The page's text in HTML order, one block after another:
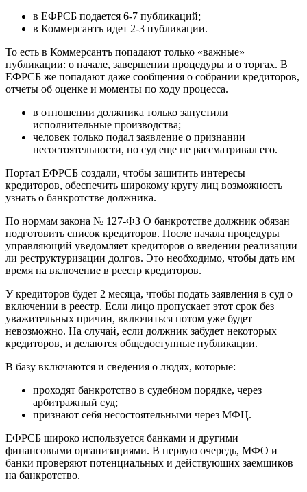
в ЕФРСБ подается 6-7 публикаций;
в Коммерсантъ идет 2-3 публикации.
То есть в Коммерсантъ попадают только «важные»
публикации: о начале, завершении процедуры и о торгах. В
ЕФРСБ же попадают даже сообщения о собрании кредиторов,
отчеты об оценке и моменты по ходу процесса.
в отношении должника только запустили
исполнительные производства;
человек только подал заявление о признании
несостоятельности, но суд еще не рассматривал его.
Портал ЕФРСБ создали, чтобы защитить интересы
кредиторов, обеспечить широкому кругу лиц возможность
узнать о банкротстве должника.
По нормам закона № 127-ФЗ О банкротстве должник обязан
подготовить список кредиторов. После начала процедуры
управляющий уведомляет кредиторов о введении реализации
ли реструктуризации долгов. Это необходимо, чтобы дать им
время на включение в реестр кредиторов.
У кредиторов будет 2 месяца, чтобы подать заявления в суд о
включении в реестр. Если лицо пропускает этот срок без
уважительных причин, включиться потом уже будет
невозможно. На случай, если должник забудет некоторых
кредиторов, и делаются общедоступные публикации.
В базу включаются и сведения о людях, которые:
проходят банкротство в судебном порядке, через
арбитражный суд;
признают себя несостоятельными через МФЦ.
ЕФРСБ широко используется банками и другими
финансовыми организациями. В первую очередь, МФО и
банки проверяют потенциальных и действующих заемщиков
на банкротство.